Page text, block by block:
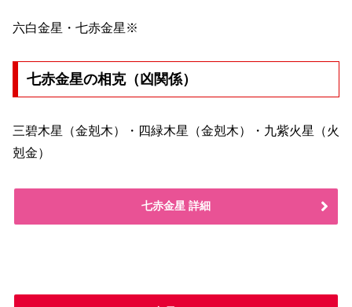
六白金星・七赤金星※
七赤金星の相克（凶関係）
三碧木星（金剋木）・四緑木星（金剋木）・九紫火星（火
剋金）
七赤金星 詳細